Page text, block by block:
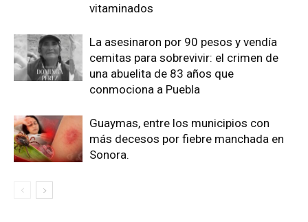
vitaminados
La asesinaron por 90 pesos y vendía
cemitas para sobrevivir: el crimen de
una abuelita de 83 años que
conmociona a Puebla
Guaymas, entre los municipios con
más decesos por fiebre manchada en
Sonora.